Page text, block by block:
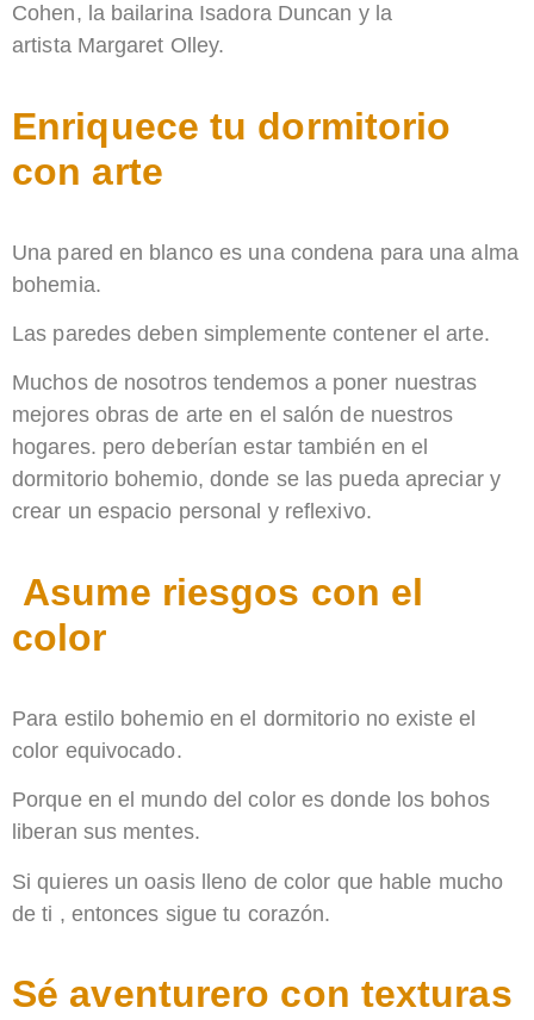
Cohen, la bailarina Isadora Duncan y la
artista Margaret Olley.
Enriquece tu dormitorio
con arte
Una pared en blanco es una condena para una alma
bohemia.
Las paredes deben simplemente contener el arte.
Muchos de nosotros tendemos a poner nuestras
mejores obras de arte en el salón de nuestros
hogares. pero deberían estar también en el
dormitorio bohemio, donde se las pueda apreciar y
crear un espacio personal y reflexivo.
Asume riesgos con el
color
Para estilo bohemio en el dormitorio no existe el
color equivocado.
Porque en el mundo del color es donde los bohos
liberan sus mentes.
Si quieres un oasis lleno de color que hable mucho
de ti , entonces sigue tu corazón.
Sé aventurero con texturas